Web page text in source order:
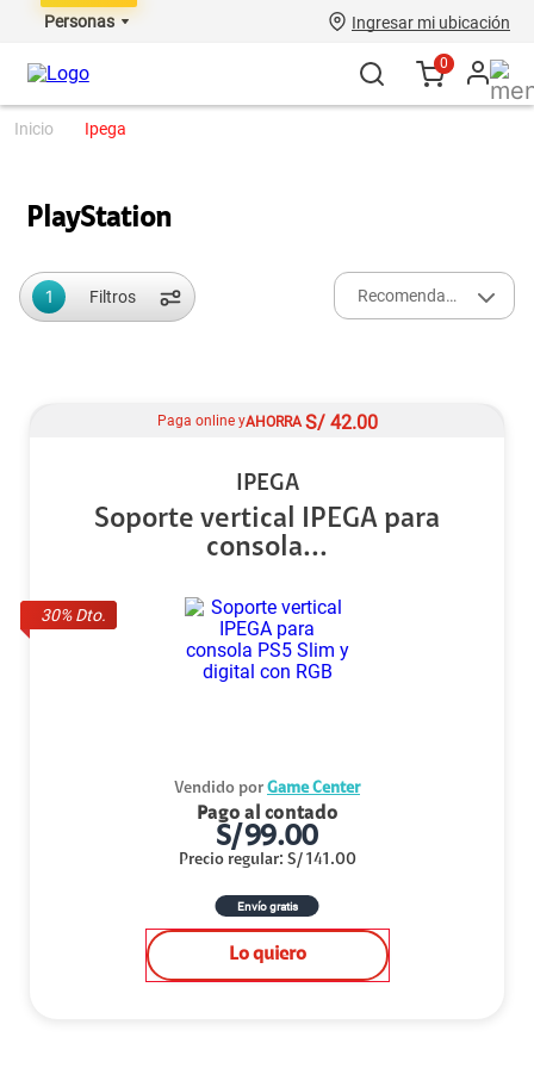
Personas Ingresar mi ubicación
0
ipega
PlayStation
1 Filtros Recomendados
30% Dto.
Paga online yAHORRA S/ 42.00
IPEGA
Soporte vertical IPEGA para
consola...
Vendido por Game Center
Pago al contado
S/99.00
Precio regular: S/ 141.00
Envío gratis
Lo quiero